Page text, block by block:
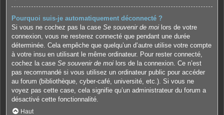
Pourquoi suis-je automatiquement déconnecté ?
Si vous ne cochez pas la case Se souvenir de moi lors de votre
connexion, vous ne resterez connecté que pendant une durée
déterminée. Cela empêche que quelqu’un d’autre utilise votre compte
à votre insu en utilisant le même ordinateur. Pour rester connecté,
cochez la case Se souvenir de moi lors de la connexion. Ce n’est
pas recommandé si vous utilisez un ordinateur public pour accéder
au forum (bibliothèque, cyber-café, université, etc.). Si vous ne
voyez pas cette case, cela signifie qu’un administrateur du forum a
désactivé cette fonctionnalité.
Haut